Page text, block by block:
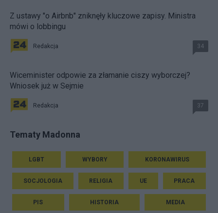
Z ustawy "o Airbnb" zniknęły kluczowe zapisy. Ministra
mówi o lobbingu
Redakcja 34
Wiceminister odpowie za złamanie ciszy wyborczej?
Wniosek już w Sejmie
Redakcja 37
Tematy Madonna
LGBT WYBORY KORONAWIRUS
SOCJOLOGIA RELIGIA UE PRACA
PIS HISTORIA MEDIA